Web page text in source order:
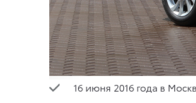
16 июня 2016 года в